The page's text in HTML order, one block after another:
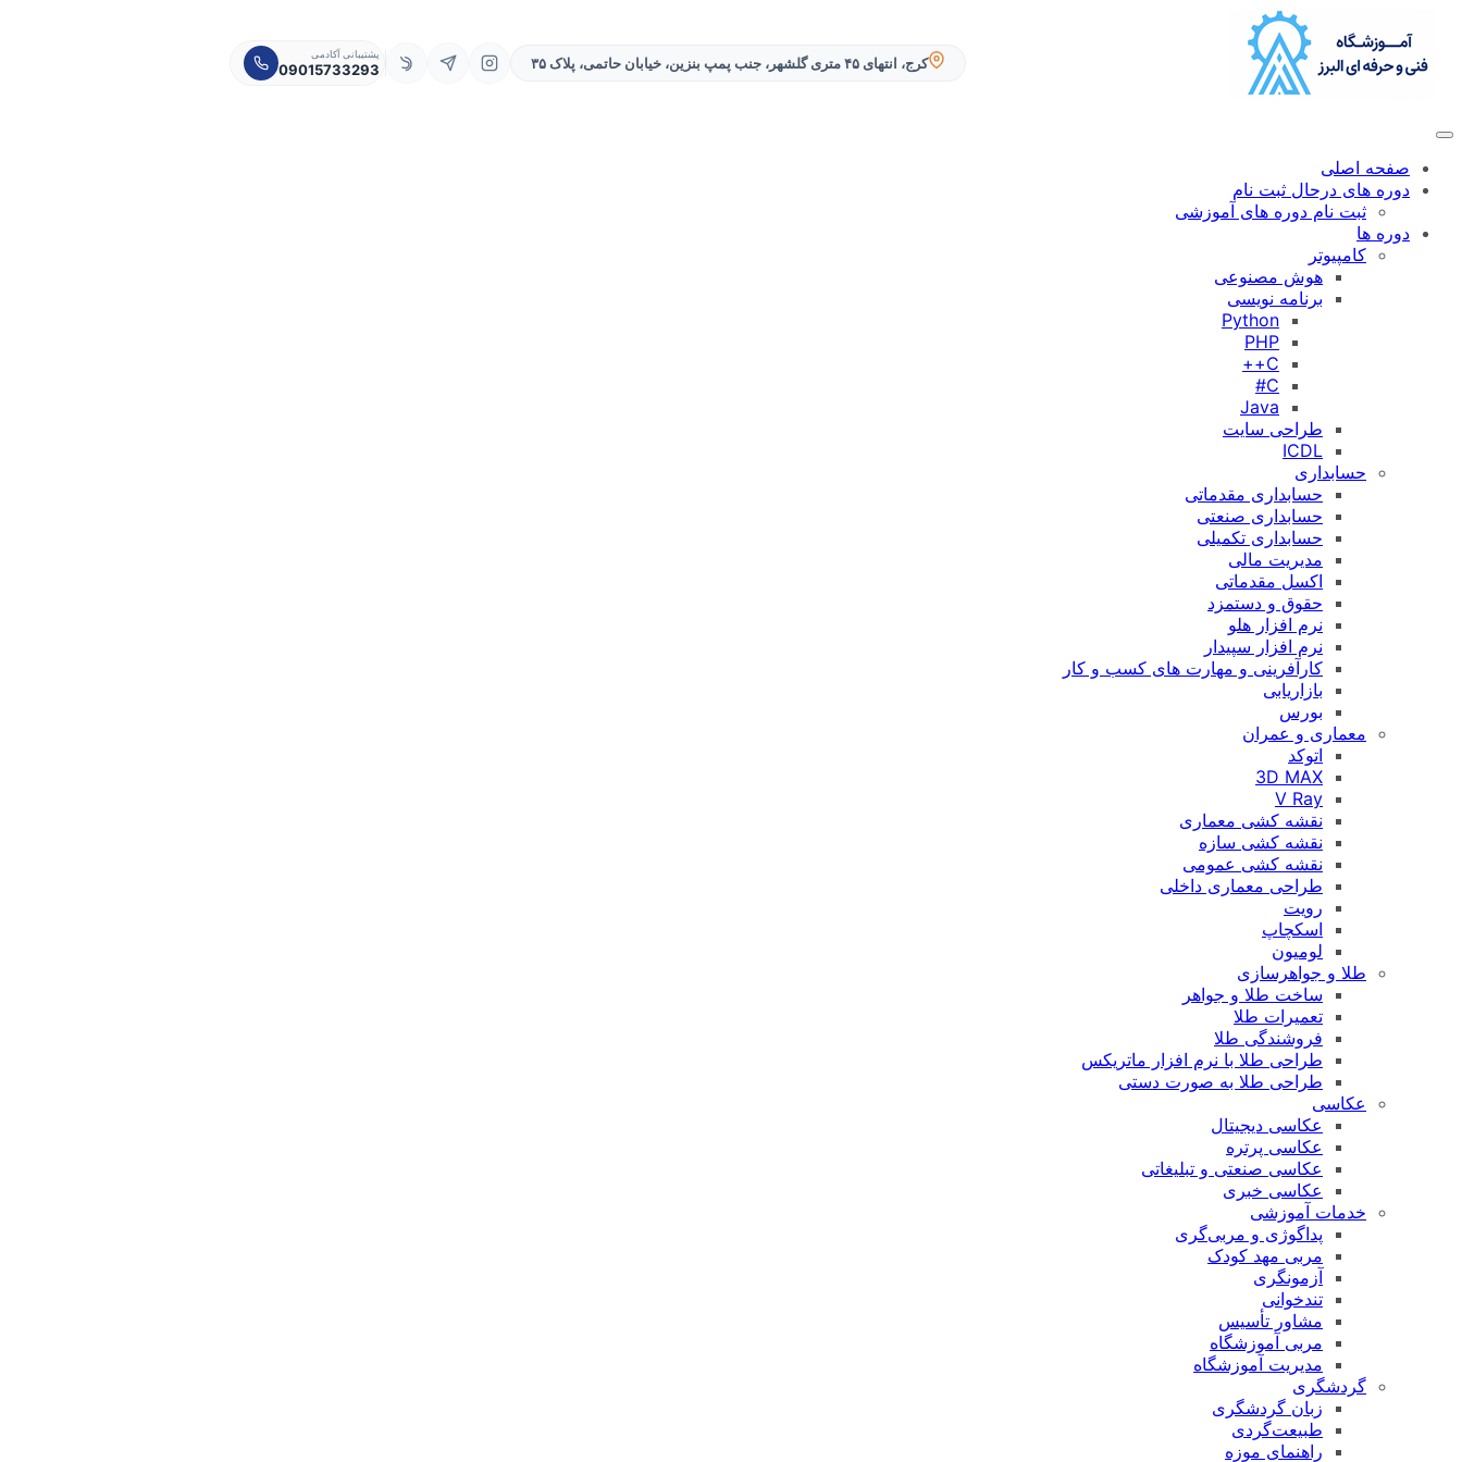
محتوا
کرج، انتهای ۴۵ متری گلشهر، جنب پمپ بنزین، خیابان حاتمی، پلاک ۳۵
پشتیبانی آکادمی
09015733293
صفحه اصلی
دوره های درحال ثبت نام
ثبت نام دوره های آموزشی
دوره ها
کامپیوتر
هوش مصنوعی
برنامه نویسی
Python
PHP
C++
C#
Java
طراحی سایت
ICDL
حسابداری
حسابداری مقدماتی
حسابداری صنعتی
حسابداری تکمیلی
مدیریت مالی
اکسل مقدماتی
حقوق و دستمزد
نرم افزار هلو
نرم افزار سپیدار
کارآفرینی و مهارت های کسب و کار
بازاریابی
بورس
معماری و عمران
اتوکد
3D MAX
V Ray
نقشه کشی معماری
نقشه کشی سازه
نقشه کشی عمومی
طراحی معماری داخلی
رویت
اسکچاپ
لومیون
طلا و جواهرسازی
ساخت طلا و جواهر
تعمیرات طلا
فروشندگی طلا
طراحی طلا با نرم افزار ماتریکس
طراحی طلا به صورت دستی
عکاسی
عکاسی دیجیتال
عکاسی پرتره
عکاسی صنعتی و تبلیغاتی
عکاسی خبری
خدمات آموزشی
پداگوژی و مربی‌گری
مربی مهد کودک
آزمونگری
تندخوانی
مشاور تأسیس
مربی آموزشگاه
مدیریت آموزشگاه
گردشگری
زبان گردشگری
طبیعت‌گردی
راهنمای موزه